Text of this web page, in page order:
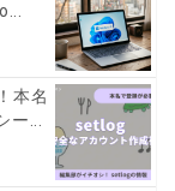
本名
...